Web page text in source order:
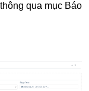
qua mục Báo